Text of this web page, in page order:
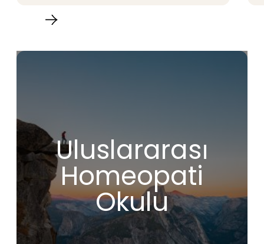
okul budur. Eğitim, orijinal doktrine
dayanmaktadır ve 20. yüzyılın önde gelen
etmektedir. Ayrıca, çok sayıda klinik vaka,
yüzeysel bir bakış atılmıyor: homeopatinin en
temel ve en etkili ilkelerinin derinliklerine
dalınıyoruz.
Eğer taviz vermeden ve modern
sapmalardan uzak, gerçek homeopatiyi
keşfetmenizi sağlayacak bir okul arıyorsanız,
IHS’ye katılarak doğru seçimi yapmış
olursunuz.
Bana gelince, bu eğitim hayatımda gerçek bir
devrim yarattı!
Christophe R. (Fransa)
Uluslararası
Homeopati
Okulu